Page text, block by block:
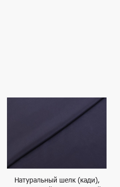
Натуральный шелк (кади),